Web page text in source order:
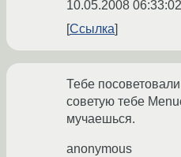
10.05.2008
Ссылка
Тебе
советую тебе
мучаешься.
anonymous